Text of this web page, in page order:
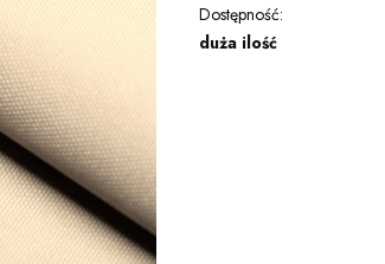
Dostępność:
duża ilość